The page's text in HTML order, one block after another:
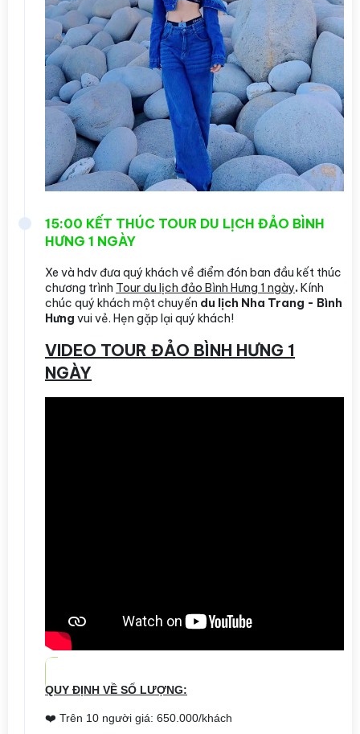
15:00 KẾT THÚC TOUR DU LỊCH ĐẢO BÌNH
HƯNG 1 NGÀY
Xe và hdv đưa quý khách về điểm đón ban đầu kết thúc
chương trình Tour du lịch đảo Bình Hưng 1 ngày. Kính
chúc quý khách một chuyến du lịch Nha Trang - Bình
Hưng vui vẻ. Hẹn gặp lại quý khách!
VIDEO TOUR ĐẢO BÌNH HƯNG 1
NGÀY
QUY ĐỊNH VỀ SỐ LƯỢNG:
❤️ Trên 10 người giá: 650.000/khách